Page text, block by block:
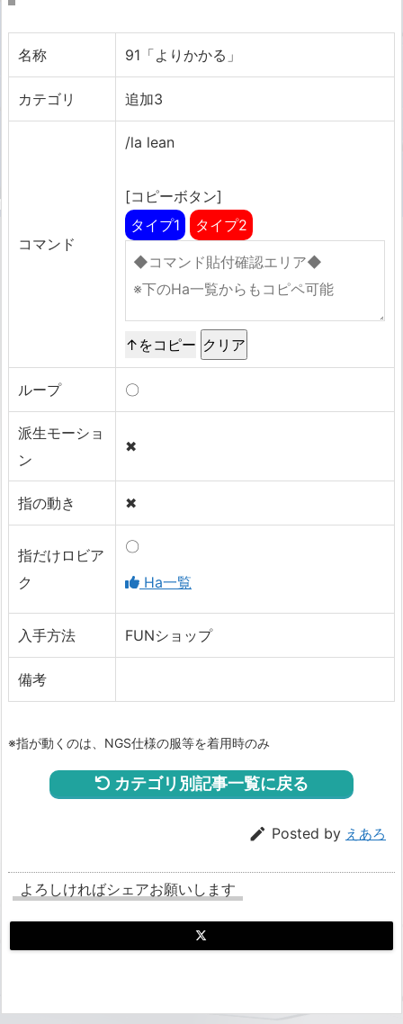
名称 91「よりかかる」
カテゴリ 追加3
コマンド
/la lean
[コピーボタン]
タイプ1
タイプ2
↑をコピー
ループ 〇
派生モーショ
ン
✖
指の動き ✖
指だけロビア
ク
〇
Ha一覧
入手方法 FUNショップ
備考
※指が動くのは、NGS仕様の服等を着用時のみ
カテゴリ別記事一覧に戻る
 Posted by えあろ
よろしければシェアお願いします